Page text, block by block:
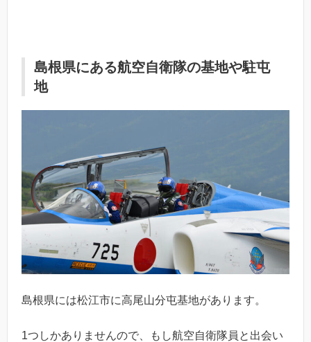
島根県にある航空自衛隊の基地や駐屯
地
島根県には松江市に高尾山分屯基地があります。
1つしかありませんので、もし航空自衛隊員と出会い